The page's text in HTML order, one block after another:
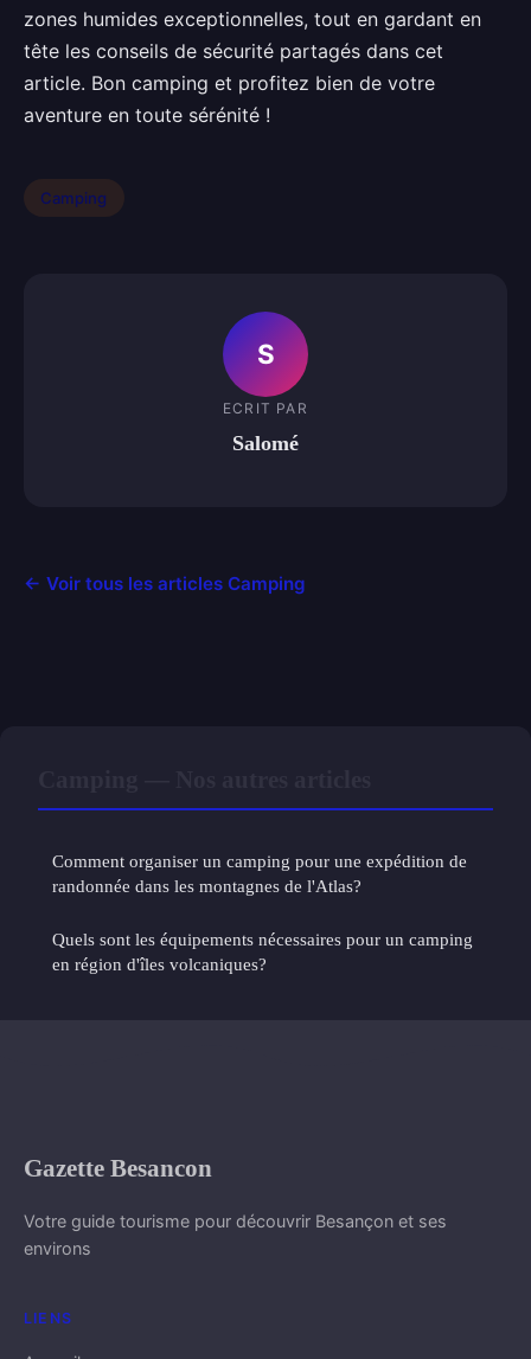
zones humides exceptionnelles, tout en gardant en
tête les conseils de sécurité partagés dans cet
article. Bon camping et profitez bien de votre
aventure en toute sérénité !
Camping
S
ECRIT PAR
Salomé
← Voir tous les articles Camping
Comment organiser un camping pour une expédition de
randonnée dans les montagnes de l'Atlas?
Quels sont les équipements nécessaires pour un camping
en région d'îles volcaniques?
Gazette Besancon
Votre guide tourisme pour découvrir Besançon et ses
environs
LIENS